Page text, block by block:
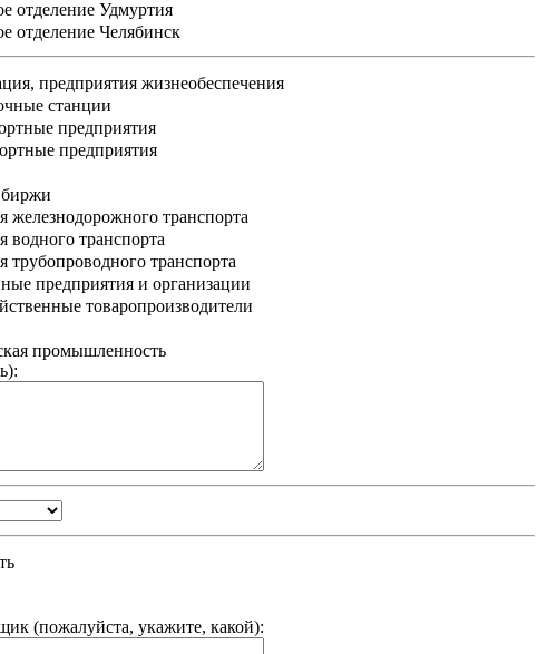
отделение Удмуртия
отделение Челябинск
предприятия жизнеобеспечения
станции
предприятия
предприятия
железнодорожного транспорта
водного транспорта
трубопроводного транспорта
предприятия и организации
товаропроизводители
промышленность
(пожалуйста, укажите, какой):